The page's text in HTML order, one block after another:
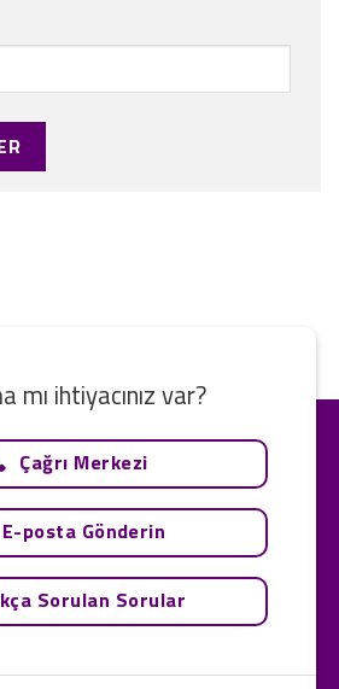
mı ihtiyacınız var?
Çağrı Merkezi
E-posta Gönderin
Sorulan Sorular